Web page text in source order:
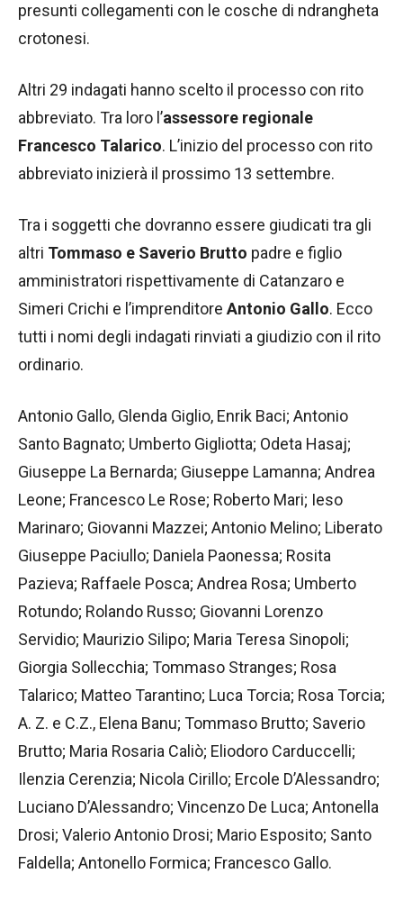
presunti collegamenti con le cosche di ndrangheta
crotonesi.
Altri 29 indagati hanno scelto il processo con rito
abbreviato. Tra loro l’assessore regionale
Francesco Talarico. L’inizio del processo con rito
abbreviato inizierà il prossimo 13 settembre.
Tra i soggetti che dovranno essere giudicati tra gli
altri Tommaso e Saverio Brutto padre e figlio
amministratori rispettivamente di Catanzaro e
Simeri Crichi e l’imprenditore Antonio Gallo. Ecco
tutti i nomi degli indagati rinviati a giudizio con il rito
ordinario.
Antonio Gallo, Glenda Giglio, Enrik Baci; Antonio
Santo Bagnato; Umberto Gigliotta; Odeta Hasaj;
Giuseppe La Bernarda; Giuseppe Lamanna; Andrea
Leone; Francesco Le Rose; Roberto Mari; Ieso
Marinaro; Giovanni Mazzei; Antonio Melino; Liberato
Giuseppe Paciullo; Daniela Paonessa; Rosita
Pazieva; Raffaele Posca; Andrea Rosa; Umberto
Rotundo; Rolando Russo; Giovanni Lorenzo
Servidio; Maurizio Silipo; Maria Teresa Sinopoli;
Giorgia Sollecchia; Tommaso Stranges; Rosa
Talarico; Matteo Tarantino; Luca Torcia; Rosa Torcia;
A. Z. e C.Z., Elena Banu; Tommaso Brutto; Saverio
Brutto; Maria Rosaria Caliò; Eliodoro Carduccelli;
Ilenzia Cerenzia; Nicola Cirillo; Ercole D’Alessandro;
Luciano D’Alessandro; Vincenzo De Luca; Antonella
Drosi; Valerio Antonio Drosi; Mario Esposito; Santo
Faldella; Antonello Formica; Francesco Gallo.